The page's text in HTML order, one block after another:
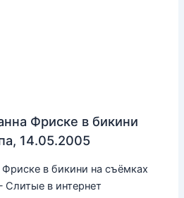
Фриске в бикини
14.05.2005
в бикини на съёмках
в интернет